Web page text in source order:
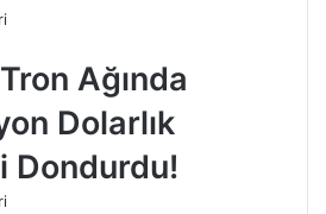
Ağında
Dolarlık
Dondurdu!